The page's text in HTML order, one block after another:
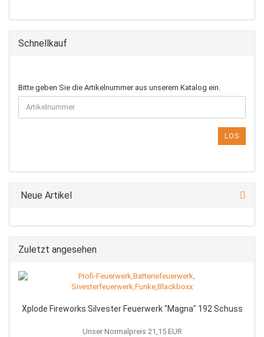
Schnellkauf
BITTE
GEBEN
SIE
DIE
EIN.
Bitte geben Sie die Artikelnummer aus unserem Katalog ein.
LOS
Neue Artikel
Zuletzt angesehen
Xplode Fireworks Silvester Feuerwerk "Magna" 192 Schuss
Unser Normalpreis 21,15 EUR